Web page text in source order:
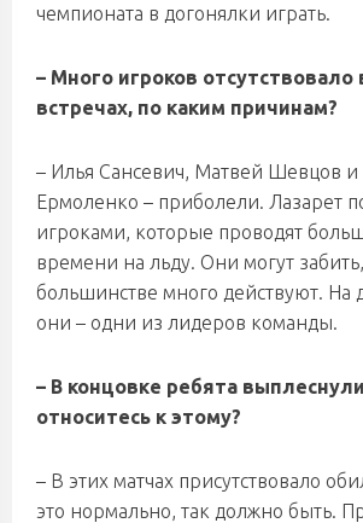
чемпионата в догонялки играть.
– Много игроков отсутствовало
встречах, по каким причинам?
– Илья Сансевич, Матвей Шевцов и
Ермоленко – приболели. Лазарет
игроками, которые проводят
времени на льду. Они могут
большинстве много действуют.
они – одни из лидеров команды.
– В концовке ребята
относитесь к этому?
– В этих матчах присутствовало
это нормально, так должно быть.